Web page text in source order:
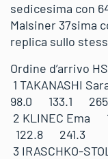
sedicesima con
Malsiner 37sima
replica sullo
Ordine d’arrivo
1
98.0 133.1
2 KLINEC
122.8 241.3
3 IRASCHKO-